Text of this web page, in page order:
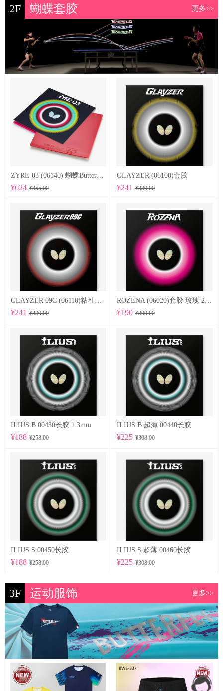
2F 蝴蝶套胶 更多>>
ZYRE-03 (06140) 蝴蝶Butterfly 专业反胶套胶
¥624 ¥855.00
GLAYZER (06100)套胶
¥241 ¥330.00
GLAYZER 09C (06110)粘性套胶
¥241 ¥330.00
ROZENA (06020)套胶 玫瑰 2.1mm
¥190 ¥390.00
ILIUS B 00430长胶 1.3mm
¥188 ¥258.00
ILIUS B 超薄 00440长胶
¥225 ¥308.00
ILIUS S 00450长胶
¥188 ¥258.00
ILIUS S 超薄 00460长胶
¥225 ¥308.00
3F 运动服饰 更多>>